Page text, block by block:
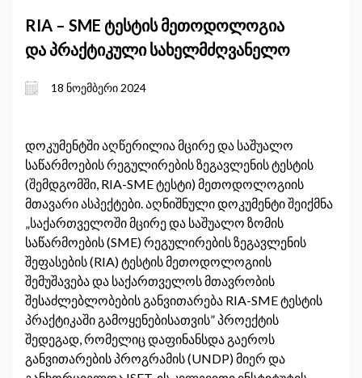
RIA – SME ტესტის მეთოდოლოგია
და პრაქტიკული სახელმძღვანელო
18 ნოემბერი 2024
დოკუმენტში აღწერილია მცირე და საშუალო
საწარმოების რეგულირების ზეგავლენის ტესტის
(შემდგომში, RIA-SME ტესტი) მეთოდოლოგიის
მთავარი ასპექტები. აღნიშნული დოკუმენტი შეიქმნა
„საქართველოში მცირე და საშუალო ზომის
საწარმოების (SME) რეგულირების ზეგავლენის
შეფასების (RIA) ტესტის მეთოდოლოგიის
შემუშავება და საქართველოს მთავრობის
შესაძლებლობების განვითარება RIA-SME ტესტის
პრაქტიკაში გამოყენებისათვის” პროექტის
შედეგად, რომელიც დაფინანსდა გაეროს
განვითარების პროგრამის (UNDP) მიერ და